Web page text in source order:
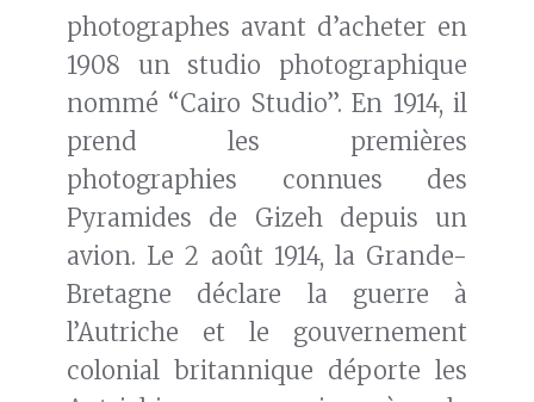
photographes avant d’acheter en
1908 un studio photographique
nommé “Cairo Studio”. En 1914, il
prend les premières
photographies connues des
Pyramides de Gizeh depuis un
avion. Le 2 août 1914, la Grande-
Bretagne déclare la guerre à
l’Autriche et le gouvernement
colonial britannique déporte les